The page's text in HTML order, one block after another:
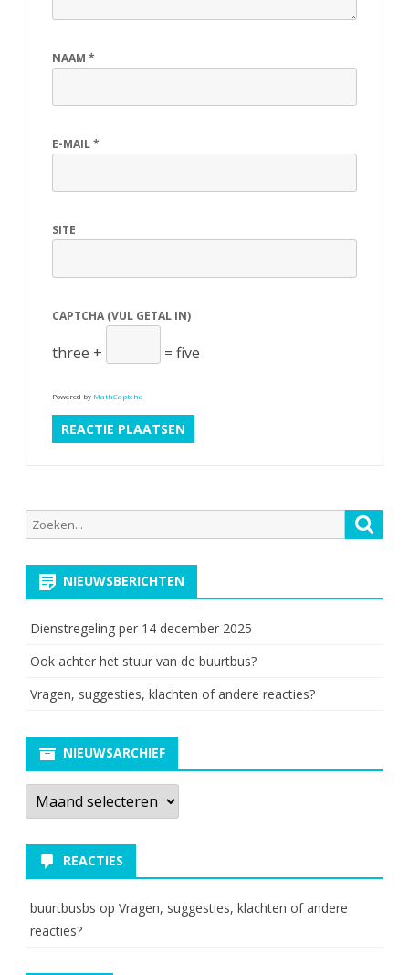
NAAM *
E-MAIL*
SITE
CAPTCHA (VUL GETAL IN)
three + = five
Powered by MathCaptcha
Zoeken
naar:
NIEUWSBERICHTEN
Dienstregeling per 14 december 2025
Ook achter het stuur van de buurtbus?
Vragen, suggesties, klachten of andere reacties?
NIEUWSARCHIEF
Nieuwsarchief
REACTIES
buurtbusbs op Vragen, suggesties, klachten of andere
reacties?